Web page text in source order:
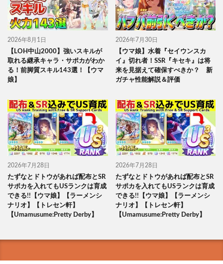
2026年8月1日
【LOH中山2000】強いスキルが
取れる継承キャラ・サポカがわか
る！前脚質スキル143選！【ウマ
娘】
2026年7月30日
【ウマ娘】水着『セイウンスカ
イ』切れ者！SSR『キセキ』は将
来を見据えて確保すべきか？ 新
ガチャ性能解説＆評価
2026年7月28日
たずなとドトウがあれば配布とSR
サポカを入れてもUSランクは育成
できる!!【ウマ娘】【ラーメンシ
ナリオ】【トレセン軒】
【Umamusume:Pretty Derby】
2026年7月28日
たずなとドトウがあれば配布とSR
サポカを入れてもUSランクは育成
できる!!【ウマ娘】【ラーメンシ
ナリオ】【トレセン軒】
【Umamusume:Pretty Derby】